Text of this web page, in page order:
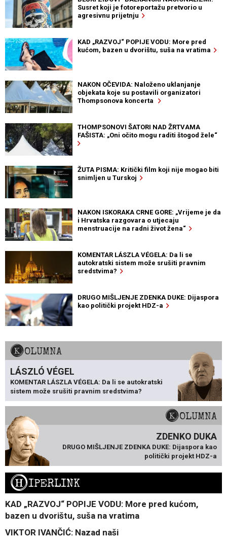
Susret koji je fotoreportažu pretvorio u
agresivnu prijetnju
KAD „RAZVOJ“ POPIJE VODU: More pred
kućom, bazen u dvorištu, suša na vratima
NAKON OČEVIDA: Naloženo uklanjanje
objekata koje su postavili organizatori
Thompsonova koncerta
THOMPSONOVI ŠATORI NAD ŽRTVAMA
FAŠISTA: „Oni očito mogu raditi štogod žele“
ŽUTA PISMA: Kritički film koji nije mogao biti
snimljen u Turskoj
NAKON ISKORAKA CRNE GORE: „Vrijeme je da
i Hrvatska razgovara o utjecaju
menstruacije na radni život žena“
KOMENTAR LÁSZLA VÉGELA: Da li se
autokratski sistem može srušiti pravnim
sredstvima?
DRUGO MIŠLJENJE ZDENKA DUKE: Dijaspora
kao politički projekt HDZ-a
KOLUMNA
LÁSZLÓ VÉGEL
KOMENTAR LÁSZLA VÉGELA: Da li se autokratski
sistem može srušiti pravnim sredstvima?
KOLUMNA
ZDENKO DUKA
DRUGO MIŠLJENJE ZDENKA DUKE: Dijaspora kao
politički projekt HDZ-a
HIPERLINK
KAD „RAZVOJ“ POPIJE VODU: More pred kućom,
bazen u dvorištu, suša na vratima
VIKTOR IVANČIĆ: Nazad naši